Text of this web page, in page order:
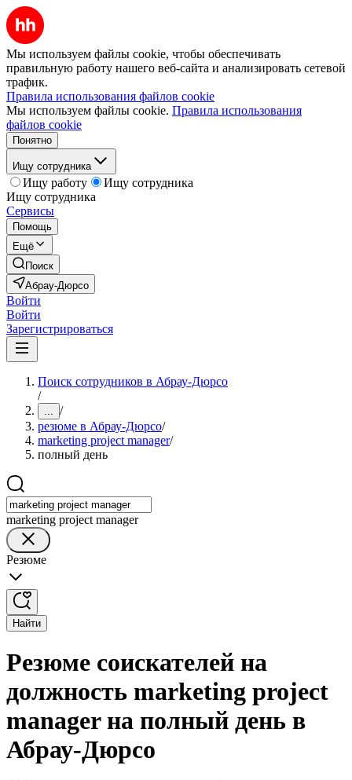
Мы используем файлы cookie, чтобы обеспечивать
правильную работу нашего веб-сайта и анализировать сетевой
трафик.
Правила использования файлов cookie
Мы используем файлы cookie. Правила использования
файлов cookie
Понятно
Ищу сотрудника
Ищу работу
Ищу сотрудника
Ищу сотрудника
Сервисы
Помощь
Ещё
Поиск
Абрау-Дюрсо
Войти
Войти
Зарегистрироваться
Поиск сотрудников в Абрау-Дюрсо
/
... /
резюме в Абрау-Дюрсо/
marketing project manager/
полный день
marketing project manager
Резюме
Найти
Резюме соискателей на
должность marketing project
manager на полный день в
Абрау-Дюрсо